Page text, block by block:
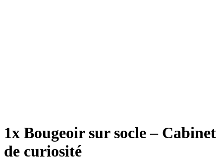
1x Bougeoir sur socle – Cabinet
de curiosité